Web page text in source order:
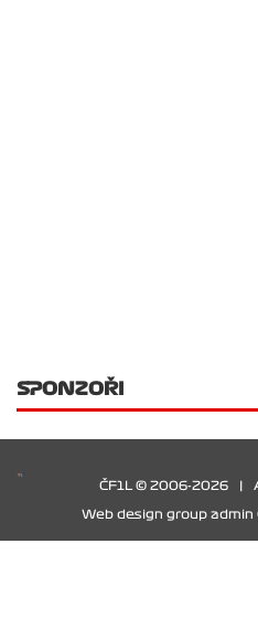
SPONZOŘI
ČF1L © 2006-2026
Web design group admin